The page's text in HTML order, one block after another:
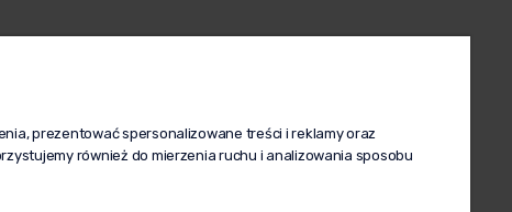
konta
Kontakt
prezentować spersonalizowane treści i reklamy oraz
również do mierzenia ruchu i analizowania sposobu